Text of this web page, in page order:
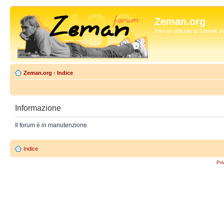
Zeman.org
Il forum ufficiale di Zdenek
Zeman.org ‹ Indice
Informazione
Il forum è in manutenzione
Indice